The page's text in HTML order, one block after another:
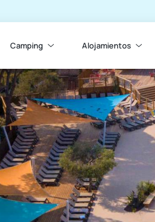
Camping Alojamientos